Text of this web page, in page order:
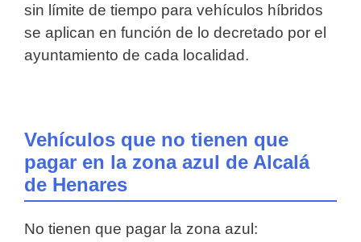
sin límite de tiempo para vehículos híbridos
se aplican en función de lo decretado por el
ayuntamiento de cada localidad.
Vehículos que no tienen que
pagar en la zona azul de Alcalá
de Henares
No tienen que pagar la zona azul: